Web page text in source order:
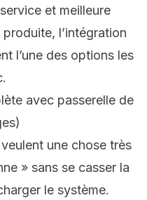
et meilleure
l’intégration
l’une des options les
avec passerelle de
une chose très
» sans se casser la
le système.